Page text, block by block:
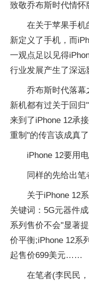
致敬乔布斯时代情怀
在关于苹果手机
新定义了手机，而
一观点足以见得
行业发展产生了深远
乔布斯时代落幕
新机都有过关于回
来到了iPhone 12承
重制"的传言该成真了
iPhone 12要用
同样的先给出
关于iPhone 12
关键词：5G元器件
系列售价不会"显著
价平衡;iPhone 12系
起售价699美元……
在笔者(李民民